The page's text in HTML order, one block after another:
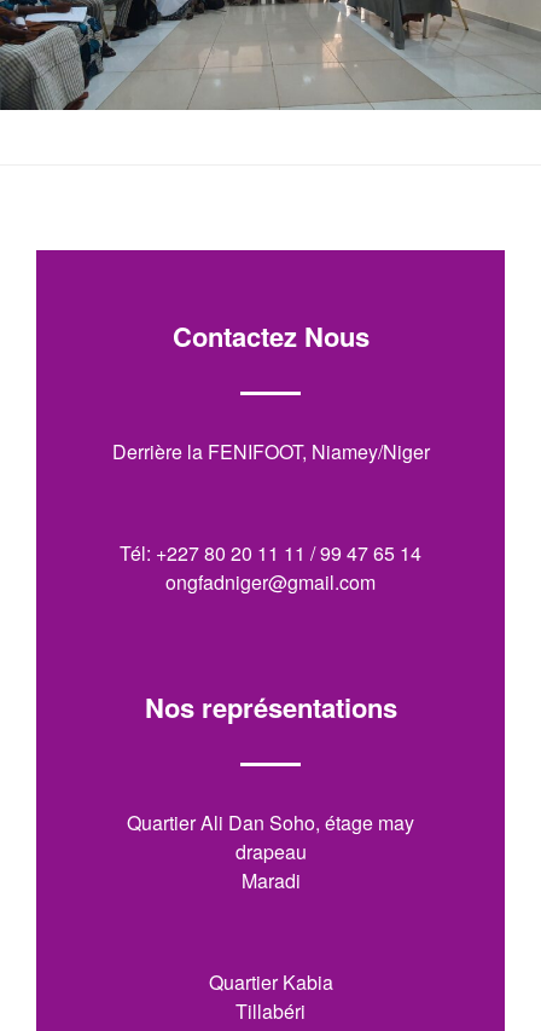
Contactez Nous
Derrière la FENIFOOT, Niamey/Niger
Tél: +227 80 20 11 11 / 99 47 65 14
ongfadniger@gmail.com
Nos représentations
Quartier Ali Dan Soho, étage may
drapeau
Maradi
Quartier Kabia
Tillabéri